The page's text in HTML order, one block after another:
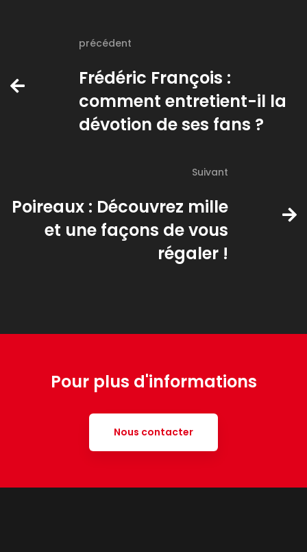
précédent
Frédéric François :
comment entretient-il la
dévotion de ses fans ?
Suivant
Poireaux : Découvrez mille
et une façons de vous
régaler !
Pour plus d'informations
Nous contacter